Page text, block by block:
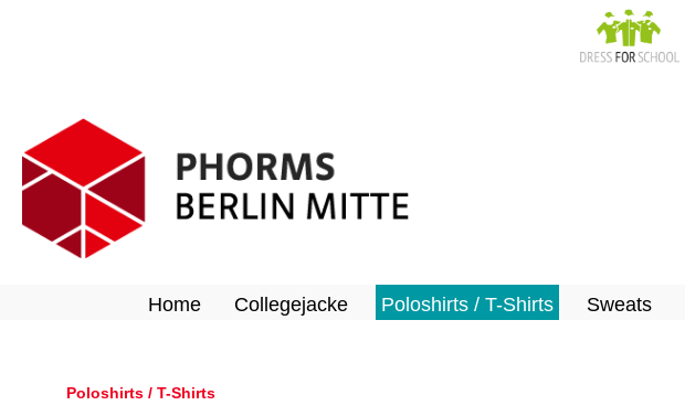
Home Collegejacke Poloshirts / T-Shirts Sweats
Poloshirts / T-Shirts